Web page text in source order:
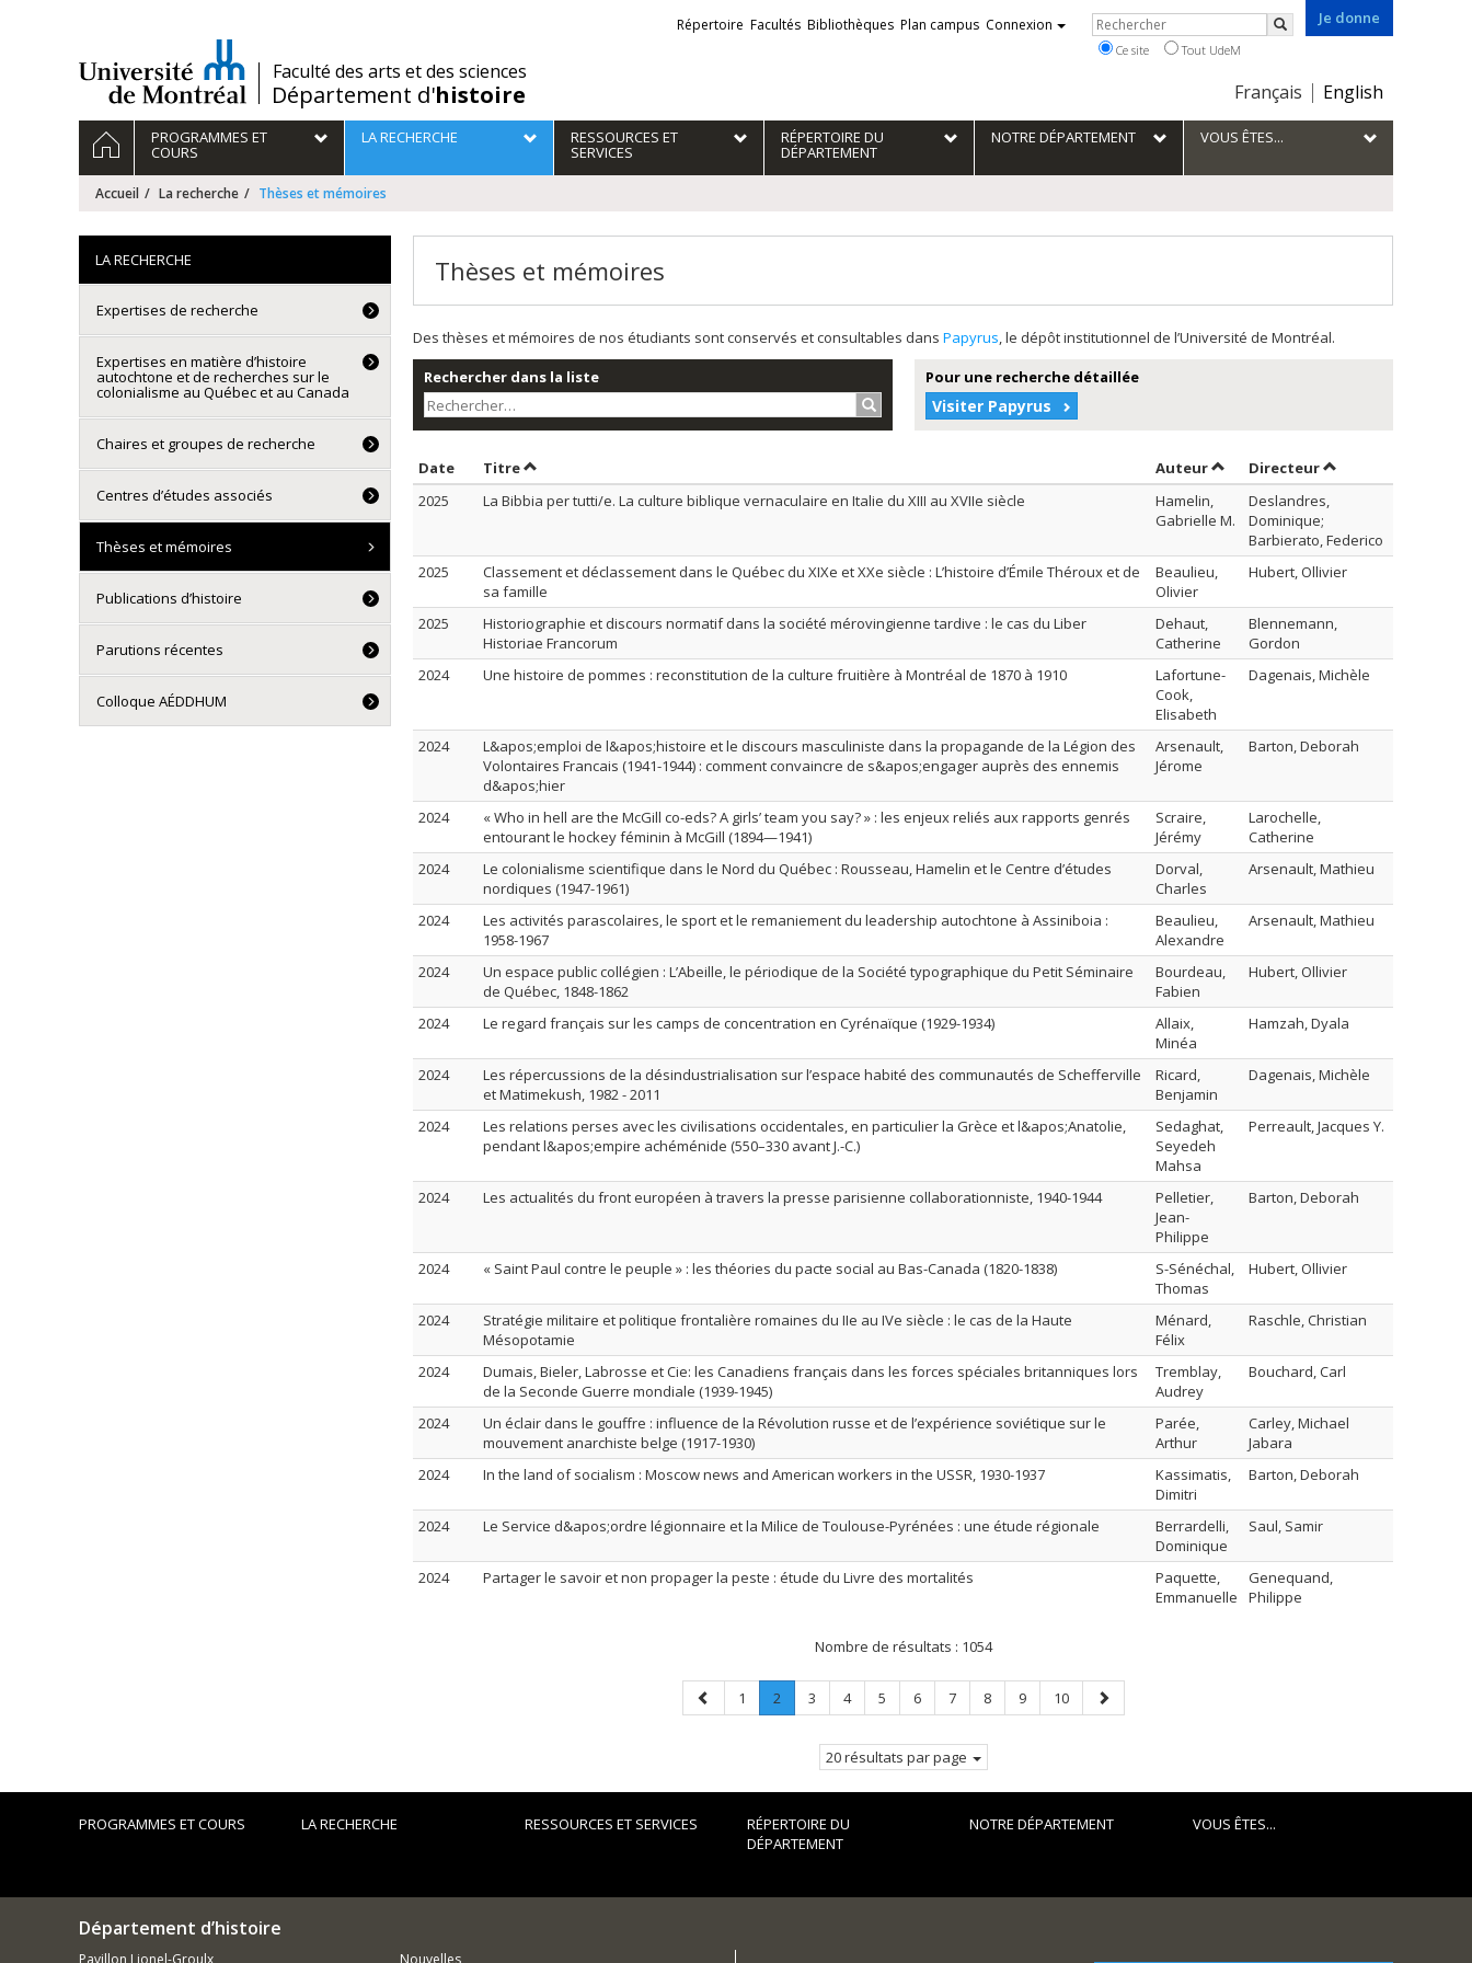
/Faculté des arts et des sciences
Département d'histoire
Je donne
Choix
la
langue
Français English
Liens
externes
Répertoire Facultés Bibliothèques Plan campus Connexion Rechercher
Rechercher
Ce site Tout UdeM
Navigation
principale
ACCUEILPROGRAMMES ET
COURS
LA RECHERCHE RESSOURCES ET
SERVICES
RÉPERTOIRE DU
DÉPARTEMENT
NOTRE DÉPARTEMENT VOUS ÊTES...
Accueil La recherche Thèses et mémoires
Thèses et mémoires
Des thèses et mémoires de nos étudiants sont conservés et consultables dans Papyrus, le dépôt institutionnel de l’Université de Montréal.
Rechercher dans la liste
Rechercher…
Pour une recherche détaillée
Visiter Papyrus
Date Trier par date en ordre croissant
TitreTrier par titre en ordre croissant AuteurTrier par auteur en ordre croissant
Directeurpar contributeur
2025
La Bibbia per tutti/e. La culture biblique vernaculaire en Italie du XIII au XVIIe siècle
Hamelin,
Gabrielle M.
Deslandres,
Dominique;
Barbierato, Federico
2025
Classement et déclassement dans le Québec du XIXe et XXe siècle : L’histoire d’Émile Théroux et de
sa famille
Beaulieu,
Olivier
Hubert, Ollivier
2025
Historiographie et discours normatif dans la société mérovingienne tardive : le cas du Liber
Historiae Francorum
Dehaut,
Catherine
Blennemann,
Gordon
2024
Une histoire de pommes : reconstitution de la culture fruitière à Montréal de 1870 à 1910
Lafortune-
Cook,
Elisabeth
Dagenais, Michèle
2024
L&apos;emploi de l&apos;histoire et le discours masculiniste dans la propagande de la Légion des
Volontaires Francais (1941-1944) : comment convaincre de s&apos;engager auprès des ennemis
d&apos;hier
Arsenault,
Jérome
Barton, Deborah
2024
« Who in hell are the McGill co-eds? A girls’ team you say? » : les enjeux reliés aux rapports genrés
entourant le hockey féminin à McGill (1894—1941)
Scraire,
Jérémy
Larochelle,
Catherine
2024
Le colonialisme scientifique dans le Nord du Québec : Rousseau, Hamelin et le Centre d’études
nordiques (1947-1961)
Dorval,
Charles
Arsenault, Mathieu
2024
Les activités parascolaires, le sport et le remaniement du leadership autochtone à Assiniboia :
1958-1967
Beaulieu,
Alexandre
Arsenault, Mathieu
2024
Un espace public collégien : L’Abeille, le périodique de la Société typographique du Petit Séminaire
de Québec, 1848-1862
Bourdeau,
Fabien
Hubert, Ollivier
2024 Le regard français sur les camps de concentration en Cyrénaïque (1929-1934)
Allaix,
Minéa
Hamzah, Dyala
2024
Les répercussions de la désindustrialisation sur l’espace habité des communautés de Schefferville
et Matimekush, 1982 - 2011
Ricard,
Benjamin
Dagenais, Michèle
2024
Les relations perses avec les civilisations occidentales, en particulier la Grèce et l&apos;Anatolie,
pendant l&apos;empire achéménide (550–330 avant J.-C.)
Sedaghat,
Seyedeh
Mahsa
Perreault, Jacques Y.
2024 Les actualités du front européen à travers la presse parisienne collaborationniste, 1940-1944
Pelletier,
Jean-
Philippe
Barton, Deborah
2024 « Saint Paul contre le peuple » : les théories du pacte social au Bas-Canada (1820-1838)
S-Sénéchal,
Thomas
Hubert, Ollivier
2024
Stratégie militaire et politique frontalière romaines du IIe au IVe siècle : le cas de la Haute
Mésopotamie
Ménard,
Félix
Raschle, Christian
2024
Dumais, Bieler, Labrosse et Cie: les Canadiens français dans les forces spéciales britanniques lors
de la Seconde Guerre mondiale (1939-1945)
Tremblay,
Audrey
Bouchard, Carl
2024
Un éclair dans le gouffre : influence de la Révolution russe et de l’expérience soviétique sur le
mouvement anarchiste belge (1917-1930)
Parée,
Arthur
Carley, Michael
Jabara
2024
In the land of socialism : Moscow news and American workers in the USSR, 1930-1937
Kassimatis,
Dimitri
Barton, Deborah
2024 Le Service d&apos;ordre légionnaire et la Milice de Toulouse-Pyrénées : une étude régionale
Berrardelli,
Dominique
Saul, Samir
2024 Partager le savoir et non propager la peste : étude du Livre des mortalités
Paquette,
Emmanuelle
Genequand,
Philippe
Nombre de résultats : 1054
Page
précédente
Page
1 Page
2.
Page
Page
3 Page
4 Page
5 Page
6 Page
7 Page
8 Page
9 Page
10
Page
suivante
20 résultats par page
LA RECHERCHE
Expertises de recherche
Expertises en matière d’histoire
autochtone et de recherches sur le
colonialisme au Québec et au Canada
Chaires et groupes de recherche
Centres d’études associés
Thèses et mémoires
Publications d’histoire
Parutions récentes
Colloque AÉDDHUM
PROGRAMMES ET COURS LA RECHERCHE RESSOURCES ET SERVICES
RÉPERTOIRE DU
DÉPARTEMENT
NOTRE DÉPARTEMENT VOUS ÊTES...
Département d’histoire
Pavillon Lionel-Groulx Nouvelles